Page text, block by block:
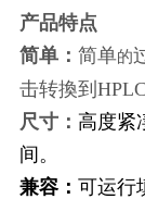
产品特点
简单： 简单的
击转換到HPLC
尺寸： 高度紧
间。
兼容： 可运行